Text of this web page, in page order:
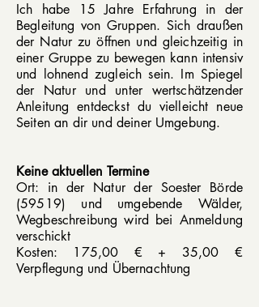
Ich habe 15 Jahre Erfahrung in der
Begleitung von Gruppen. Sich draußen
der Natur zu öffnen und gleichzeitig in
einer Gruppe zu bewegen kann intensiv
und lohnend zugleich sein. Im Spiegel
der Natur und unter wertschätzender
Anleitung entdeckst du vielleicht neue
Seiten an dir und deiner Umgebung.
Keine aktuellen Termine
Ort: in der Natur der Soester Börde
(59519) und umgebende Wälder,
Wegbeschreibung wird bei Anmeldung
verschickt
Kosten: 175,00 € + 35,00 €
Verpflegung und Übernachtung